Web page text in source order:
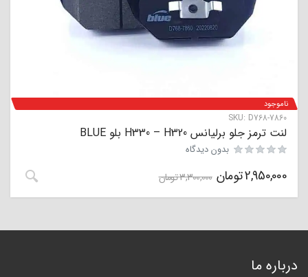
ناموجود
SKU: D768-7860
لنت ترمز جلو برلیانس H330 – H320 بلو BLUE
بدون دیدگاه
2,950,000تومان 3,300,000تومان
درباره ما